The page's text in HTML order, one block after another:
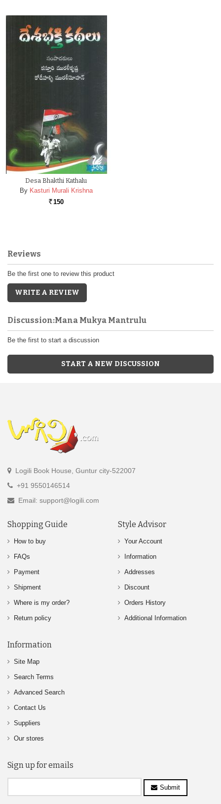
Desa Bhakthi Kathalu
By Kasturi Murali Krishna
Rs. 150
Reviews
Be the first one to review this product
WRITE A REVIEW
Discussion:Mana Mukya Mantrulu
Be the first to start a discussion
START A NEW DISCUSSION
Logili Book House, Guntur city-522007
+91 9550146514
Email: support@logili.com
Shopping Guide
How to buy
FAQs
Payment
Shipment
Where is my order?
Return policy
Style Advisor
Your Account
Information
Addresses
Discount
Orders History
Additional Information
Information
Site Map
Search Terms
Advanced Search
Contact Us
Suppliers
Our stores
Sign up for emails
Submit